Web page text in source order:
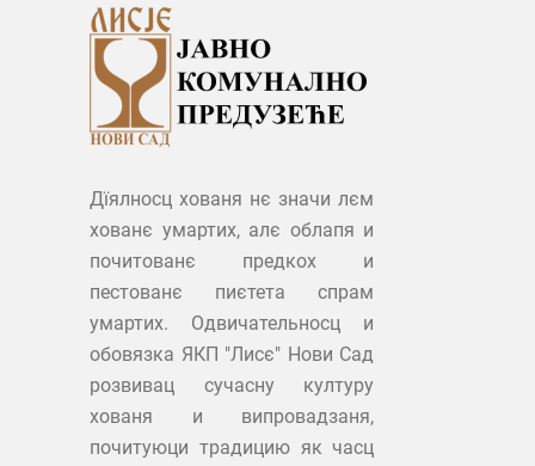
Дїялносц хованя нє значи лєм
хованє умартих, алє облапя и
почитованє предкох и
пестованє пиєтета спрам
умартих. Одвичательносц и
обовязка ЯКП "Лисє" Нови Сад
розвивац сучасну културу
хованя и випровадзаня,
почитуюци традицию як часц